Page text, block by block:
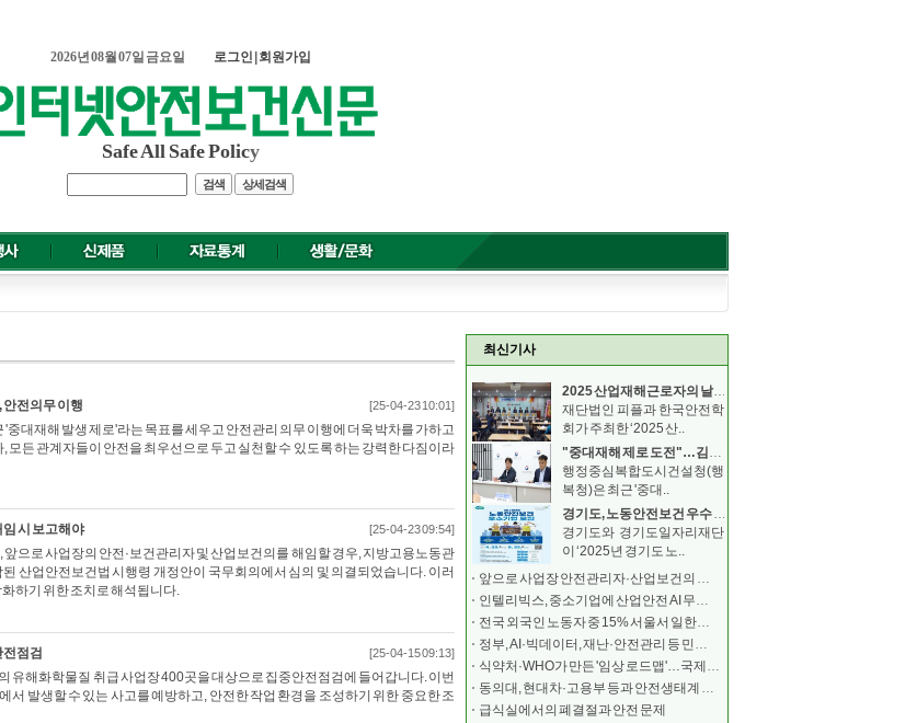
2026년 08월 07일 금요일 로그인 회원가입
Safe All Safe Policy
검색 상세검색
최신기사
2025 산업재해근로자의 날 기념 안전보건 컨퍼런스
재단법인 피플과 한국안전학
회가 주최한 ‘2025 산..
"중대재해 제로 도전"…김형렬 행복청장, 안전의무 이행
행정중심복합도시건설청(행
복청)은 최근 '중대..
경기도, 노동안전보건 우수 중소기업 모집 …최대 500
경기도와 경기도일자리재단
이 ‘2025년 경기도 노..
앞으로 사업장 안전관리자·산업보건의 해임 시 보고해야
인텔리빅스, 중소기업에 산업안전 AI 무료 구축
전국 외국인 노동자 중 15% 서울서 일한다…안전 교육
정부, AI·빅데이터, 재난·안전관리 등 민간 전문가
식약처·WHO가 만든 '임상 로드맵'…국제학술지 실렸다
동의대, 현대차·고용부 등과 안전생태계 조성 협약
급식실에서의 폐결절과 안전 문제
전의무 이행 [25-04-23 10:01]
대재해 발생 제로'라는 목표를 세우고 안전관리 의무 이행에 더욱 박차를 가하고
모든 관계자들이 안전을 최우선으로 두고 실천할 수 있도록 하는 강력한 다짐이라
시 보고해야 [25-04-23 09:54]
으로 사업장의 안전·보건관리자 및 산업보건의를 해임할 경우, 지방고용노동관
산업안전보건법 시행령 개정안이 국무회의에서 심의 및 의결되었습니다. 이러
하기 위한 조치로 해석됩니다.
전점검 [25-04-15 09:13]
유해화학물질 취급 사업장 400곳을 대상으로 집중안전점검에 들어갑니다. 이번
발생할 수 있는 사고를 예방하고, 안전한 작업 환경을 조성하기 위한 중요한 조